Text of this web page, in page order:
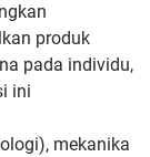
produk
pada individu,
ini
mekanika